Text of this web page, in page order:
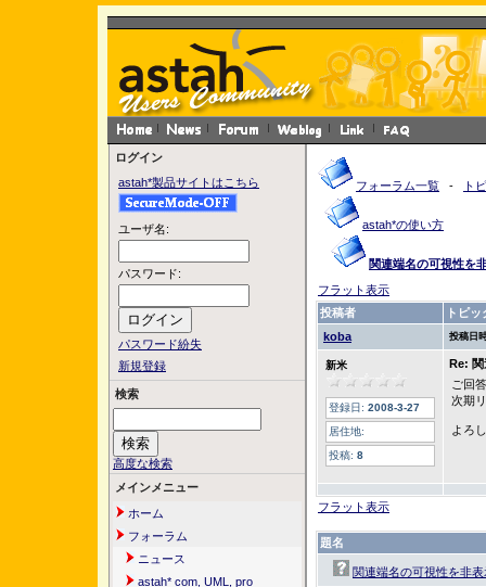
ログイン
astah*製品サイトはこちら
ユーザ名:
パスワード:
パスワード紛失
新規登録
検索
高度な検索
メインメニュー
ホーム
フォーラム
ニュース
astah* com, UML, pro
フォーラム一覧 - ト
astah*の使い方
関連端名の可視性を
フラット表示
投稿者
トピッ
koba
投稿日
新米
登録日: 2008-3-27
居住地:
投稿: 8
Re: 関
ご回
次期
よろ
フラット表示
題名
関連端名の可視性を非